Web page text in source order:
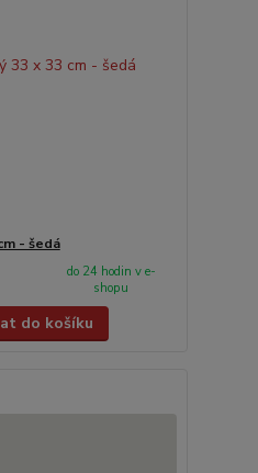
- šedá
do 24 hodin v e-
shopu
do košíku